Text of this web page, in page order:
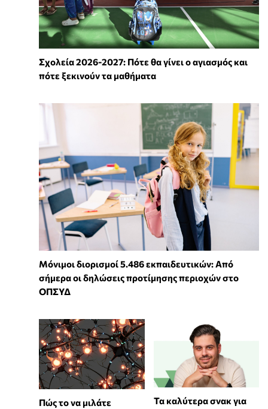
Σχολεία 2026-2027: Πότε θα γίνει ο αγιασμός και
πότε ξεκινούν τα μαθήματα
Μόνιμοι διορισμοί 5.486 εκπαιδευτικών: Από
σήμερα οι δηλώσεις προτίμησης περιοχών στο
ΟΠΣΥΔ
⁠Πώς το να μιλάτε
Τα καλύτερα σνακ για